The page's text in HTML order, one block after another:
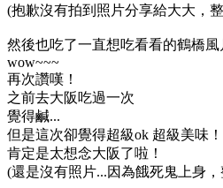
(抱歉沒有拍到照片分享給大大，
然後也吃了一直想吃看看的鶴橋風
wow~~~
再次讚嘆！
之前去大阪吃過一次
覺得鹹...
但是這次卻覺得超級ok 超級美味！
肯定是太想念大阪了啦！
(還是沒有照片...因為餓死鬼上身